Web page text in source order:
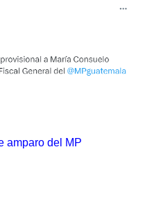
amparo del MP